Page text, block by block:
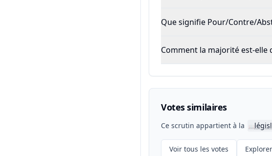
Que signifie Pour/Contre/
Comment la majorité est-elle
Votes similaires
Ce scrutin appartient à la 📖
Voir tous les votes